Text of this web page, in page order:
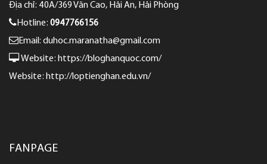
Địa chỉ: 40A/369 Văn Cao, Hải An, Hải Phòng
Hotline: 0947766156
Email: duhoc.maranatha@gmail.com
Website: https://bloghanquoc.com/
Website: http://loptienghan.edu.vn/
FANPAGE